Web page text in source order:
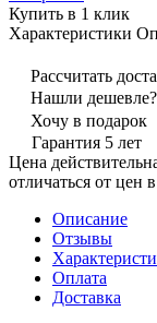
Купить в 1 клик
Характеристики
Рассчитать
Нашли дешевле?
Хочу в подарок
Гарантия 5 лет
Цена
отличаться от цен
Описание
Отзывы
Оплата
Доставка